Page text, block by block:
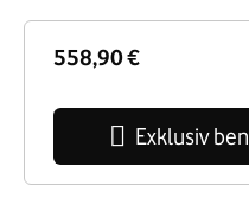
558,90 €
Exklusiv